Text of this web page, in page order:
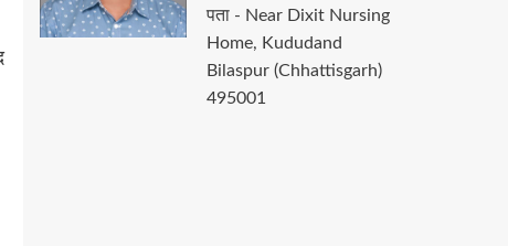
पता - Near Dixit Nursing
Home, Kududand
Bilaspur (Chhattisgarh)
495001